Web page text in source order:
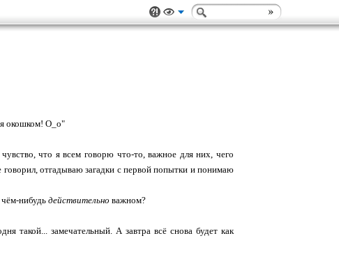
окошком! О_о"
что я всем говорю что-то, важное для них, чего
говорил, отгадываю загадки с первой попытки и понимаю
чём-нибудьдействительно важном?
такой... замечательный. А завтра всё снова будет как